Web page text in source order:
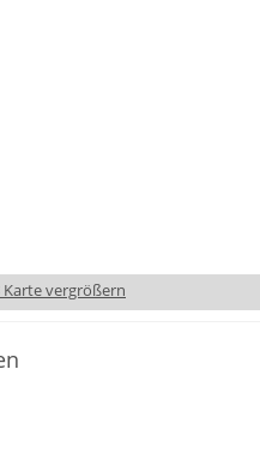
Karte vergrößern